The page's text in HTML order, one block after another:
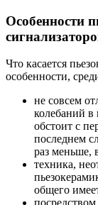
Особенности
Что касается
особенности,
не совсем
колебаний
обстоит с
последнем
раз меньше,
техника,
общего